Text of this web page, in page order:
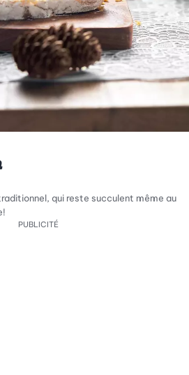
qui reste succulent même au
PUBLICITÉ